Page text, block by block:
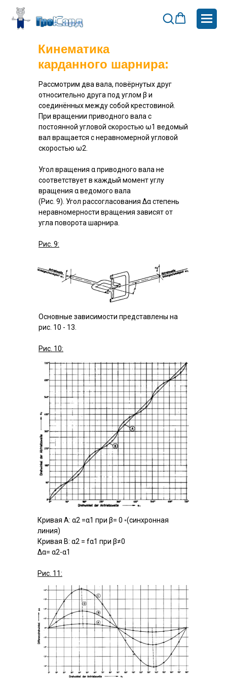
Кинематика
карданного шарнира:
Рассмотрим два вала, повёрнутых друг
относительно друга под углом β и
соединённых между собой крестовиной.
При вращении приводного вала с
постоянной угловой скоростью ω1 ведомый
вал вращается с неравномерной угловой
скоростью ω2.
Угол вращения α приводного вала не
соответствует в каждый момент углу
вращения α ведомого вала
(Рис. 9). Угол рассогласования Δα степень
неравномерности вращения зависят от
угла поворота шарнира.
Рис. 9:
Основные зависимости представлены на
рис. 10 - 13.
Рис. 10:
Кривая А: α2 =α1 при β= 0 ◦(синхронная
линия)
Кривая В: α2 = fα1 при β≠0
Δα= α2-α1
Рис. 11: